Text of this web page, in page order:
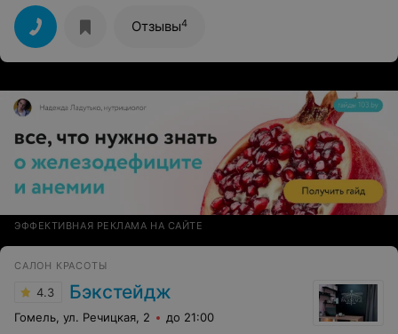
довольный клиент этого салона! Спасибо LEDI за Ваше
постоянство и качество.
Отзывы4
ЭФФЕКТИВНАЯ РЕКЛАМА НА САЙТЕ
САЛОН КРАСОТЫ
4.3 Бэкстейдж
Гомель, ул. Речицкая, 2 до 21:00